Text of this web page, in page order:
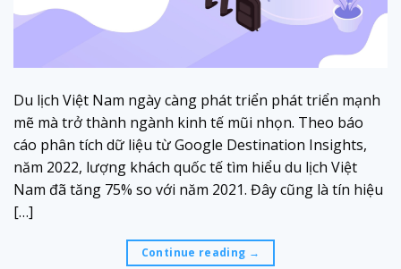
Du lịch Việt Nam ngày càng phát triển phát triển mạnh
mẽ mà trở thành ngành kinh tế mũi nhọn. Theo báo
cáo phân tích dữ liệu từ Google Destination Insights,
năm 2022, lượng khách quốc tế tìm hiểu du lịch Việt
Nam đã tăng 75% so với năm 2021. Đây cũng là tín hiệu
[…]
Continue reading →